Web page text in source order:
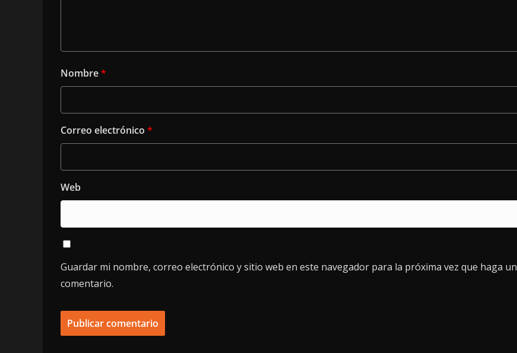
Nombre*
Correo electrónico *
Web
Guardar mi nombre, correo electrónico y sitio web en este navegador para la próxima vez que haga un
comentario.